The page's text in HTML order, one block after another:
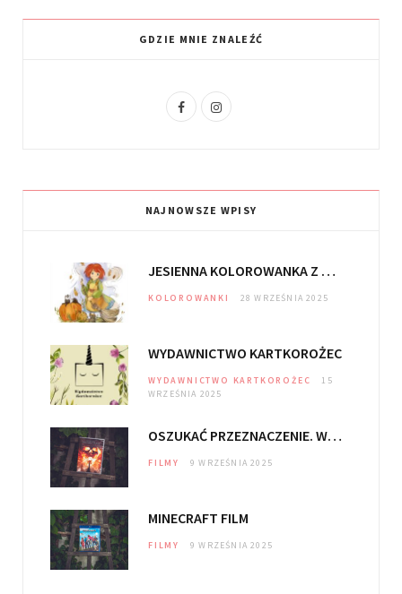
GDZIE MNIE ZNALEŹĆ
F
I
m
NAJNOWSZE WPISY
JESIENNA KOLOROWANKA Z DOLINY CZARODZIEJEK
KOLOROWANKI 28 WRZEŚNIA 2025
WYDAWNICTWO KARTKOROŻEC
WYDAWNICTWO KARTKOROŻEC
15
WRZEŚNIA 2025
OSZUKAĆ PRZEZNACZENIE. WIĘZY KRWI
FILMY 9 WRZEŚNIA 2025
MINECRAFT FILM
FILMY 9 WRZEŚNIA 2025